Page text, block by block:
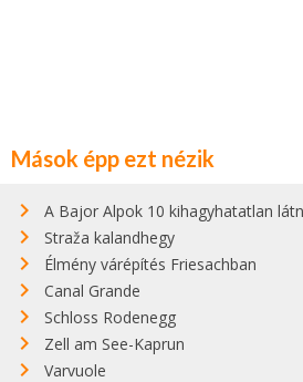
Mások épp ezt nézik
A Bajor Alpok 10 kihagyhatatlan
Straža kalandhegy
Élmény várépítés Friesachban
Canal Grande
Schloss Rodenegg
Zell am See-Kaprun
Varvuole